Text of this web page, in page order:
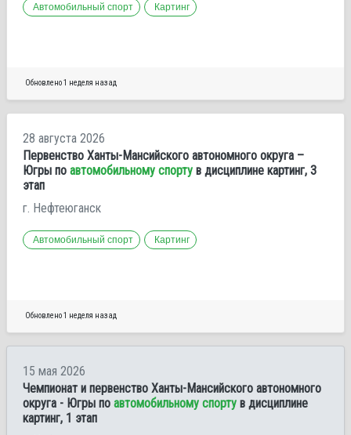
Автомобильный спорт Картинг
Обновлено 1 неделя назад
28 августа 2026
Первенство Ханты-Мансийского автономного округа –
Югры по автомобильному спорту в дисциплине картинг, 3
этап
г. Нефтеюганск
Автомобильный спорт Картинг
Обновлено 1 неделя назад
15 мая 2026
Чемпионат и первенство Ханты-Мансийского автономного
округа - Югры по автомобильному спорту в дисциплине
картинг, 1 этап